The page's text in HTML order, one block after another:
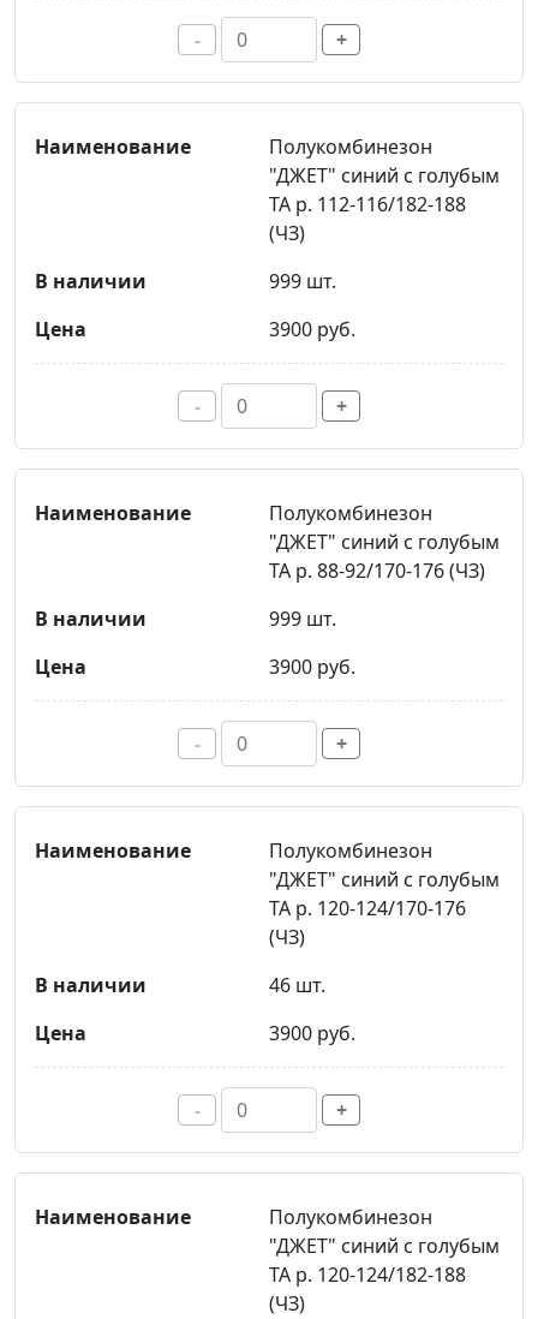
- +
Полукомбинезон
"ДЖЕТ" синий с голубым
ТА р. 112-116/182-188
(ЧЗ)
999 шт.
3900 руб.
- +
Полукомбинезон
"ДЖЕТ" синий с голубым
ТА р. 88-92/170-176 (ЧЗ)
999 шт.
3900 руб.
- +
Полукомбинезон
"ДЖЕТ" синий с голубым
ТА р. 120-124/170-176
(ЧЗ)
46 шт.
3900 руб.
- +
Полукомбинезон
"ДЖЕТ" синий с голубым
ТА р. 120-124/182-188
(ЧЗ)